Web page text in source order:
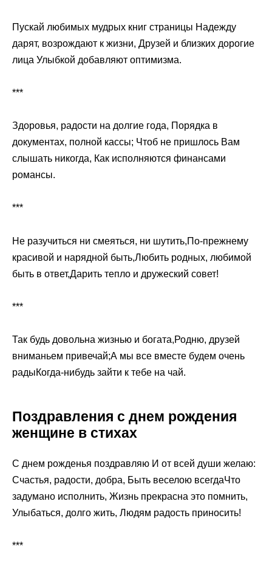
Пускай любимых мудрых книг страницы Надежду
дарят, возрождают к жизни, Друзей и близких дорогие
лица Улыбкой добавляют оптимизма.
***
Здоровья, радости на долгие года, Порядка в
документах, полной кассы; Чтоб не пришлось Вам
слышать никогда, Как исполняются финансами
романсы.
***
Не разучиться ни смеяться, ни шутить,По-прежнему
красивой и нарядной быть,Любить родных, любимой
быть в ответ,Дарить тепло и дружеский совет!
***
Так будь довольна жизнью и богата,Родню, друзей
вниманьем привечай;А мы все вместе будем очень
радыКогда-нибудь зайти к тебе на чай.
Поздравления с днем рождения
женщине в стихах
С днем рожденья поздравляю И от всей души желаю:
Счастья, радости, добра, Быть веселою всегдаЧто
задумано исполнить, Жизнь прекрасна это помнить,
Улыбаться, долго жить, Людям радость приносить!
***